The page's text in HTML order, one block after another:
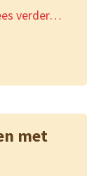
verder…
met